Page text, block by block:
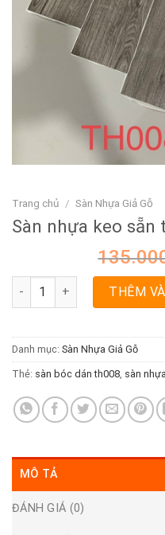
Trang chủ / Sàn Nhựa Giả Gỗ
Sàn nhựa keo sẵn
Sàn nhựa keo sẵn th008 số
THÊM
Danh mục: Sàn Nhựa Giả Gỗ
Thẻ: sàn bóc dán th008, sàn
MÔ TẢ
ĐÁNH GIÁ (0)